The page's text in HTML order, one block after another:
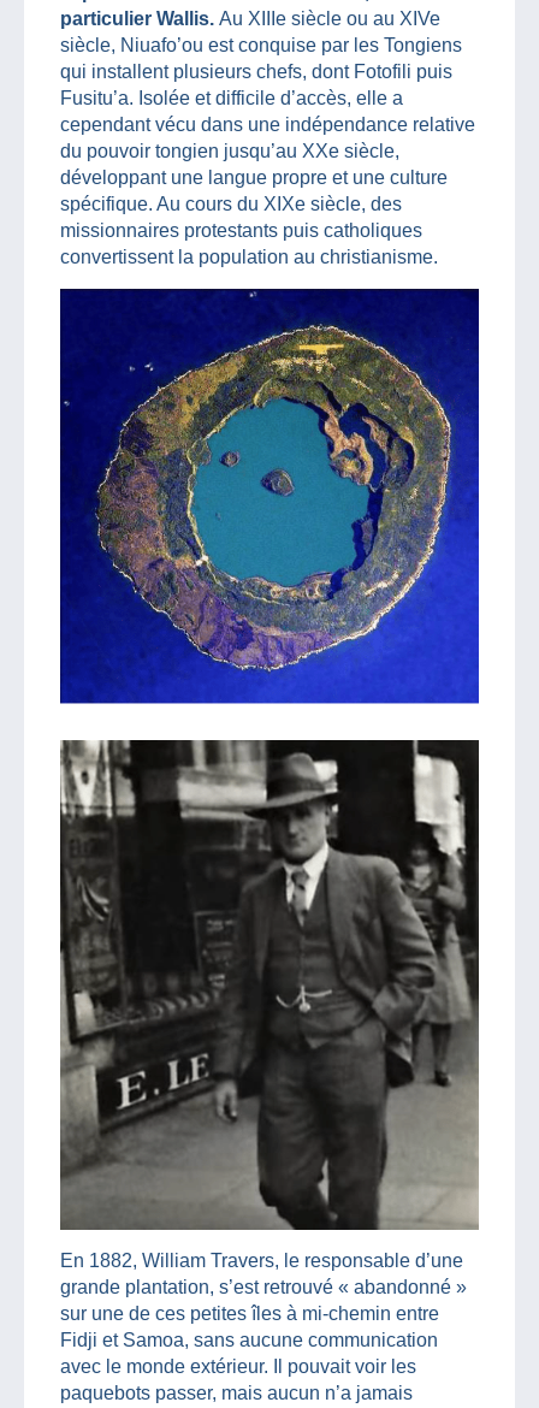
particulier Wallis. Au XIIIe siècle ou au XIVe
siècle, Niuafo’ou est conquise par les Tongiens
qui installent plusieurs chefs, dont Fotofili puis
Fusitu’a. Isolée et difficile d’accès, elle a
cependant vécu dans une indépendance relative
du pouvoir tongien jusqu’au XXe siècle,
développant une langue propre et une culture
spécifique. Au cours du XIXe siècle, des
missionnaires protestants puis catholiques
convertissent la population au christianisme.
En 1882, William Travers, le responsable d’une
grande plantation, s’est retrouvé « abandonné »
sur une de ces petites îles à mi-chemin entre
Fidji et Samoa, sans aucune communication
avec le monde extérieur. Il pouvait voir les
paquebots passer, mais aucun n’a jamais